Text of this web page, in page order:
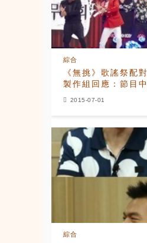
《無挑》歌謠祭配
製作組回應：節目
綜合
2015-07-01
綜合